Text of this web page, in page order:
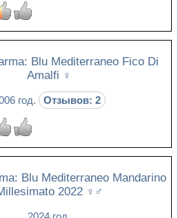
Blu Mediterraneo Fico Di
Amalfi ♀
год. Отзывов: 2
Blu Mediterraneo Mandarino
2022 ♀♂